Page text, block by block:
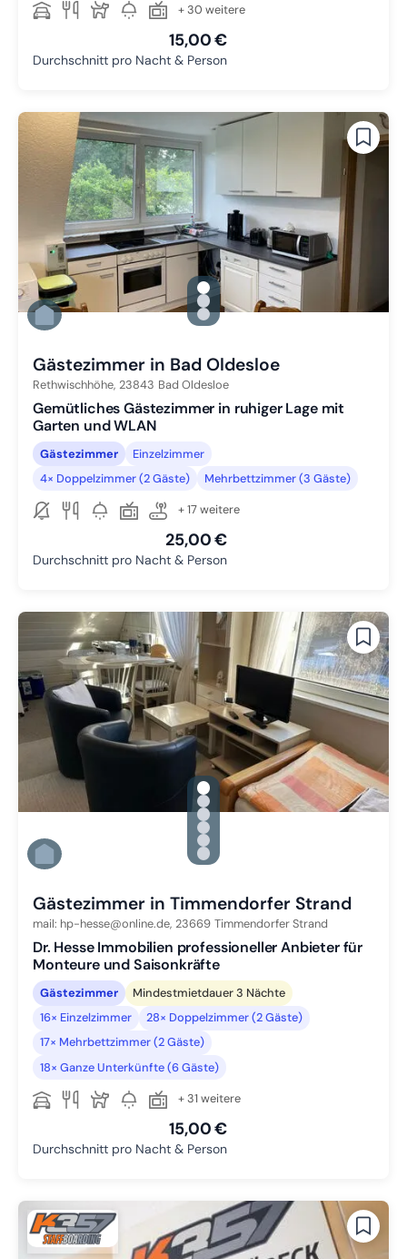
+ 30 weitere
15,00 €
Durchschnitt pro Nacht & Person
gallery.slide_selector
Zu Slide 1 wechseln
Zu Slide 2 wechseln
Zu Slide 3 wechseln
Gästezimmer in Bad Oldesloe
Rethwischhöhe, 23843 Bad Oldesloe
Gemütliches Gästezimmer in ruhiger Lage mit
Garten und WLAN
Gästezimmer
Einzelzimmer
4× Doppelzimmer (2 Gäste)
Mehrbettzimmer (3 Gäste)
+ 17 weitere
25,00 €
Durchschnitt pro Nacht & Person
gallery.slide_selector
Zu Slide 1 wechseln
Zu Slide 2 wechseln
Zu Slide 3 wechseln
Zu Slide 4 wechseln
Zu Slide 5 wechseln
Zu Slide 6 wechseln
Gästezimmer in Timmendorfer Strand
mail: hp-hesse@online.de, 23669 Timmendorfer Strand
Dr. Hesse Immobilien professioneller Anbieter für
Monteure und Saisonkräfte
Gästezimmer
Mindestmietdauer 3 Nächte
16× Einzelzimmer
28× Doppelzimmer (2 Gäste)
17× Mehrbettzimmer (2 Gäste)
18× Ganze Unterkünfte (6 Gäste)
+ 31 weitere
15,00 €
Durchschnitt pro Nacht & Person